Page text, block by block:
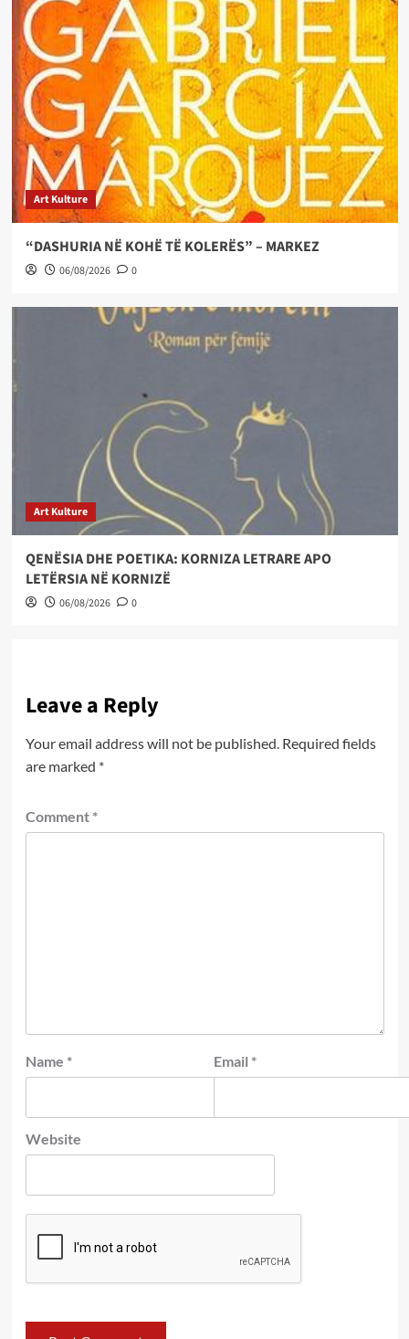
Art Kulture
“DASHURIA NË KOHË TË KOLERËS” – MARKEZ
06/08/2026 0
Art Kulture
QENËSIA DHE POETIKA: KORNIZA LETRARE APO
LETËRSIA NË KORNIZË
06/08/2026 0
Leave a Reply
Your email address will not be published. Required fields
are marked *
Comment *
Name * Email *
Website